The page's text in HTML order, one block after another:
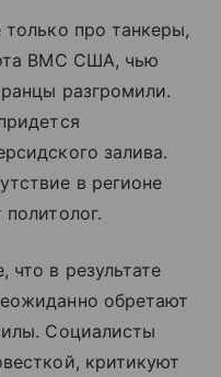
про танкеры,
ВМС США, чью
разгромили.
залива.
в регионе
в результате
обретают
Социалисты
критикуют